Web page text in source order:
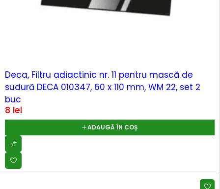
Deca, Filtru adiactinic nr. 11 pentru mască de
sudură DECA 010347, 60 x 110 mm, WM 22, set 2
buc
8 lei
ADAUGĂ ÎN COȘ